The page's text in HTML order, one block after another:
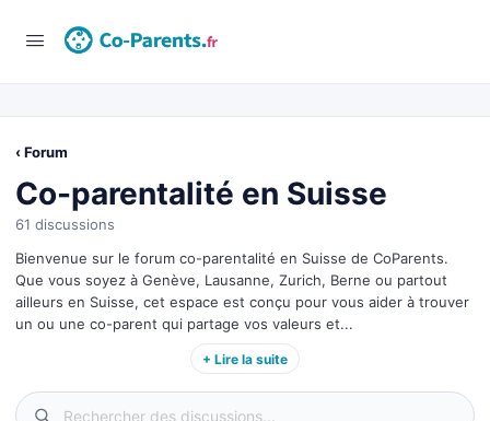
‹ Forum
Co-parentalité en Suisse
61 discussions
Bienvenue sur le forum co-parentalité en Suisse de CoParents.
Que vous soyez à Genève, Lausanne, Zurich, Berne ou partout
ailleurs en Suisse, cet espace est conçu pour vous aider à trouver
un ou une co-parent qui partage vos valeurs et...
+ Lire la suite